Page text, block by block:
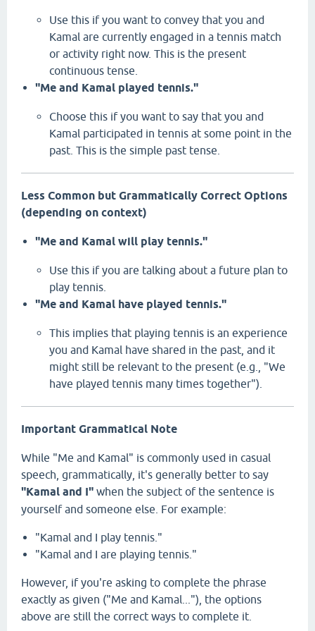
Use this if you want to convey that you and
Kamal are currently engaged in a tennis match
or activity right now. This is the present
continuous tense.
"Me and Kamal played tennis."
Choose this if you want to say that you and
Kamal participated in tennis at some point in the
past. This is the simple past tense.
Less Common but Grammatically Correct Options
(depending on context)
"Me and Kamal will play tennis."
Use this if you are talking about a future plan to
play tennis.
"Me and Kamal have played tennis."
This implies that playing tennis is an experience
you and Kamal have shared in the past, and it
might still be relevant to the present (e. g.,
"We
have played tennis many times together").
Important Grammatical Note
While "Me and Kamal" is commonly used in casual
speech, grammatically, it's generally better to say
"Kamal and I" when the subject of the sentence is
yourself and someone else. For example:
"Kamal and I play tennis. "
"Kamal and I are playing tennis. "
However, if you're asking to complete the phrase
exactly as given ("Me and Kamal... "), the options
above are still the correct ways to complete it.